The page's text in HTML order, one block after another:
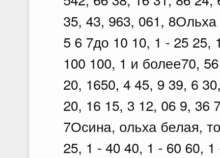
35, 43, 963, 061,
5 6 7до 10 10, 1 - 25 25,
100 100, 1 и более70,
20, 1650, 4 45, 9 39, 6
20, 16 15, 3 12, 06 9, 36
7Осина, ольха белая,
25, 1 - 40 40, 1 - 60 60,